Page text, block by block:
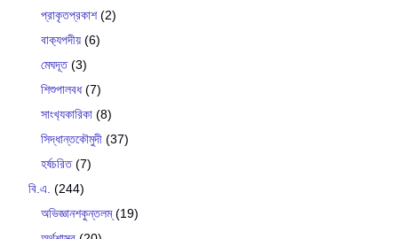
প্রাকৃতপ্রকাশ(2)
বাক‍্যপদীয় (6)
মেঘদূত(3)
শিশুপালবধ(7)
সাংখ‍্যকারিকা (8)
সিদ্ধান্তকৌমুদী (37)
হর্ষচরিত(7)
বি.এ. (244)
অভিজ্ঞানশকুন্তলম্(19)